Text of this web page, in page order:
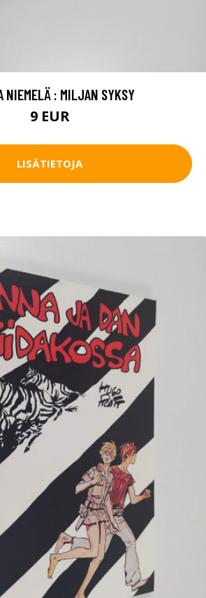
NIEMELÄ : MILJAN SYKSY
9 EUR
LISÄTIETOJA